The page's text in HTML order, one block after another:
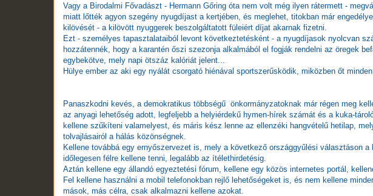
Vagy a Birodalmi Fővadászt - Hermann Gőring óta nem volt még ilyen rátermett -
miatt lőtték agyon szegény nyugdíjast a kertjében, és meglehet, titokban már
kilövését - a kilövött nyuggerek beszolgáltatott füleiért díjat akarnak fizetni.
Ezt - személyes tapasztalataiból levont következtetésként - a nyugdíjasok nyolcvan
hozzátennék, hogy a karantén őszi szezonja alkalmából el fogják rendelni az öregek
egybekötve, mely napi ötszáz kalóriát jelent...
Hülye ember az aki egy nyálát csorgató hiénával sportszerűsködik, miközben őt
Panaszkodni kevés, a demokratikus többségű önkormányzatoknak már régen meg
az anyagi lehetőség adott, legfeljebb a helyiérdekű hymen-hírek számát és a kuka-
kellene szűkíteni valamelyest, és máris kész lenne az ellenzéki hangvételű hetilap,
tolvajlásairól a hálás közönségnek.
Kellene továbbá egy ernyőszervezet is, mely a következő országgyűlési választáson
időlegesen félre kellene tenni, legalább az ítélethirdetésig.
Aztán kellene egy állandó egyeztetési fórum, kellene egy közös internetes portál,
Fel kellene használni a mobil telefonokban rejlő lehetőségeket is, és nem kellene
mások, más célra, csak alkalmazni kellene azokat.